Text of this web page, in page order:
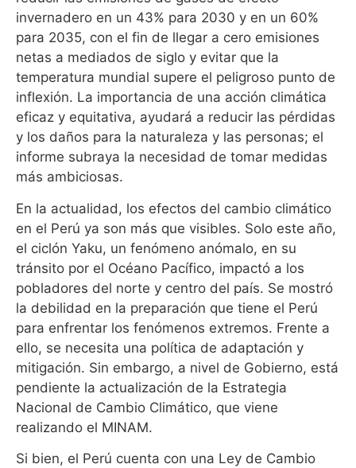
invernadero en un 43% para 2030 y en un 60%
para 2035, con el fin de llegar a cero emisiones
netas a mediados de siglo y evitar que la
temperatura mundial supere el peligroso punto de
inflexión. La importancia de una acción climática
eficaz y equitativa, ayudará a reducir las pérdidas
y los daños para la naturaleza y las personas; el
informe subraya la necesidad de tomar medidas
más ambiciosas.
En la actualidad, los efectos del cambio climático
en el Perú ya son más que visibles. Solo este año,
el ciclón Yaku, un fenómeno anómalo, en su
tránsito por el Océano Pacífico, impactó a los
pobladores del norte y centro del país. Se mostró
la debilidad en la preparación que tiene el Perú
para enfrentar los fenómenos extremos. Frente a
ello, se necesita una política de adaptación y
mitigación. Sin embargo, a nivel de Gobierno, está
pendiente la actualización de la Estrategia
Nacional de Cambio Climático, que viene
realizando el MINAM.
Si bien, el Perú cuenta con una Ley de Cambio